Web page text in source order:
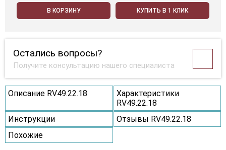
В КОРЗИНУ КУПИТЬ В 1 КЛИК
Остались вопросы?
Получите консультацию нашего специалиста
Описание RV49.22.18
Характеристики
RV49.22.18
Инструкции
Отзывы RV49.22.18
Похожие